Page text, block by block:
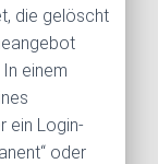
die gelöscht
einem
ein Login-
oder